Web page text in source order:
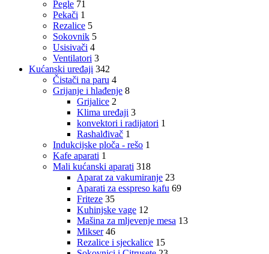
Pegle 71
Pekači 1
Rezalice 5
Sokovnik 5
Usisivači 4
Ventilatori 3
Kućanski uređaji 342
Čistači na paru 4
Grijanje i hlađenje 8
Grijalice 2
Klima uređaji 3
konvektori i radijatori 1
Rashalđivač 1
Indukcijske ploča - rešo 1
Kafe aparati 1
Mali kućanski aparati 318
Aparat za vakumiranje 23
Aparati za esspreso kafu 69
Friteze 35
Kuhinjske vage 12
Mašina za mljevenje mesa 13
Mikser 46
Rezalice i sjeckalice 15